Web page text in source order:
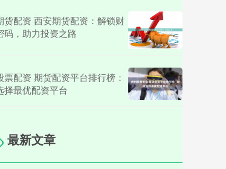
货配资 西安期货配资：解锁财
码，助力投资之路
票配资 期货配资平台排行榜：
择最优配资平台
最新文章